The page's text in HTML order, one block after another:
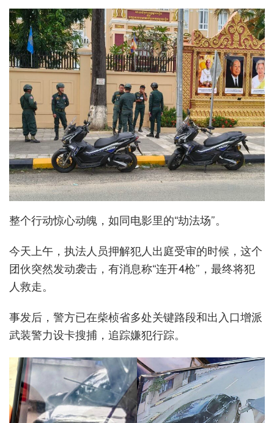
整个行动惊心动魄，如同电影里的“劫法场”。
今天上午，执法人员押解犯人出庭受审的时候，这个
团伙突然发动袭击，有消息称“连开4枪”，最终将犯
人救走。
事发后，警方已在柴桢省多处关键路段和出入口增派
武装警力设卡搜捕，追踪嫌犯行踪。